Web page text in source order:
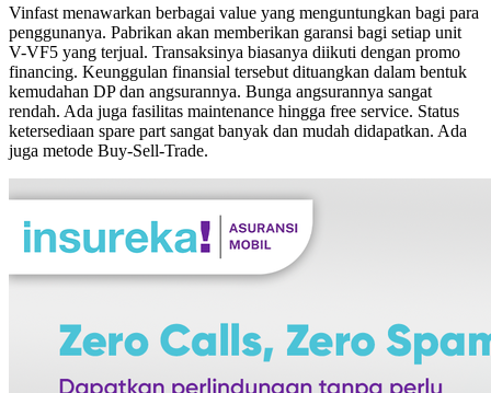
Vinfast menawarkan berbagai value yang menguntungkan bagi para
penggunanya. Pabrikan akan memberikan garansi bagi setiap unit
V-VF5 yang terjual. Transaksinya biasanya diikuti dengan promo
financing. Keunggulan finansial tersebut dituangkan dalam bentuk
kemudahan DP dan angsurannya. Bunga angsurannya sangat
rendah. Ada juga fasilitas maintenance hingga free service. Status
ketersediaan spare part sangat banyak dan mudah didapatkan. Ada
juga metode Buy-Sell-Trade.